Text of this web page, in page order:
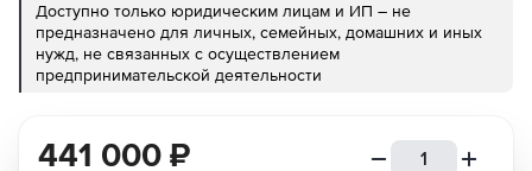
Доступно только юридическим лицам и ИП – не
предназначено для личных, семейных, домашних и иных
нужд, не связанных с осуществлением
предпринимательской деятельности
441 000 ₽